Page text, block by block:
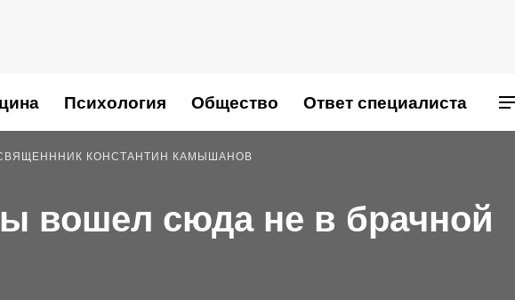
Психология Общество Ответ специалиста
КОНСТАНТИН КАМЫШАНОВ
вошел сюда не в брачной